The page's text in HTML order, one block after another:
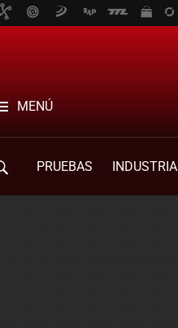
MENÚ
PRUEBAS INDUSTRIA